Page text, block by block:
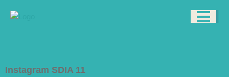
Instagram SDIA 11